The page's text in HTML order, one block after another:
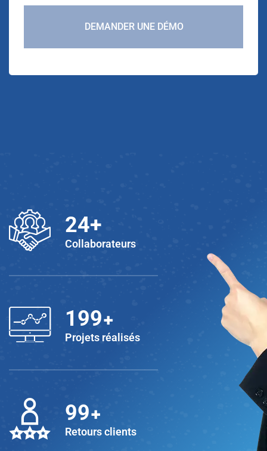
DEMANDER UNE DÉMO
25+
Collaborateurs
200+
Projets réalisés
100
Retours clients